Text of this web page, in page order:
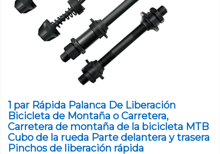
1 par Rápida Palanca De Liberación
Bicicleta de Montaña o Carretera,
Carretera de montaña de la bicicleta MTB
Cubo de la rueda Parte delantera y trasera
Pinchos de liberación rápida